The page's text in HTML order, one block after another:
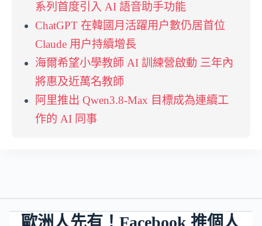
系列首度引入 AI 語音助手功能
ChatGPT 在韓國月活躍用户數仍居首位
Claude 用户持續增長
海爾希望小學教師 AI 訓練營啟動 三年內
將惠及近萬名教師
阿里推出 Qwen3.8-Max 目標成為連續工
作的 AI 同事
歐洲人先有！Facebook 推個人